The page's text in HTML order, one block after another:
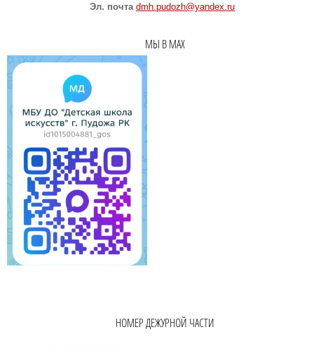
Эл. почта dmh.pudozh@yandex.ru
МЫ В MAX
НОМЕР ДЕЖУРНОЙ ЧАСТИ